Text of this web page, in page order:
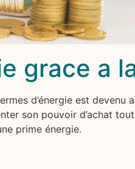
grace a
d’énergie est devenu
son pouvoir d’achat
prime énergie.